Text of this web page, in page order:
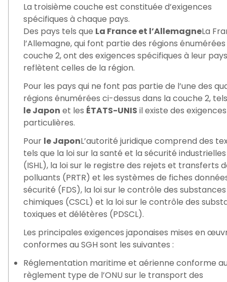
La troisième couche est constituée d’exigences
spécifiques à chaque pays.
Des pays tels que La France et l’AllemagneLa
l’Allemagne, qui font partie des régions
couche 2, ont des exigences spécifiques à leur
reflètent celles de la région.
Pour les pays qui ne font pas partie de l’une des
régions énumérées ci-dessus dans la couche 2,
le Japon et les ÉTATS-UNIS il existe des exigences
particulières.
Pour le JaponL’autorité juridique comprend des
tels que la loi sur la santé et la sécurité industrielles
(ISHL), la loi sur le registre des rejets et transferts
polluants (PRTR) et les systèmes de fiches
sécurité (FDS), la loi sur le contrôle des substances
chimiques (CSCL) et la loi sur le contrôle des
toxiques et délétères (PDSCL).
Les principales exigences japonaises mises en
conformes au SGH sont les suivantes :
Réglementation maritime et aérienne conforme
règlement type de l’ONU sur le transport des